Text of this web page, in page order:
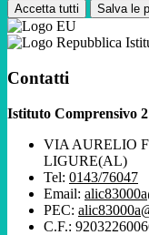
Accetta tutti Salva le
Contatti
Istituto Comprensivo
VIA AURELIO
LIGURE(AL)
Tel: 0143/76047
Email:
PEC:
C.F.: